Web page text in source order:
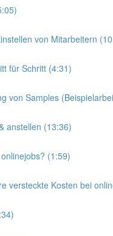
von Mitarbeitern
für Schritt (4:31)
von Samples
anstellen (13:36)
(1:59)
versteckte Kosten bei